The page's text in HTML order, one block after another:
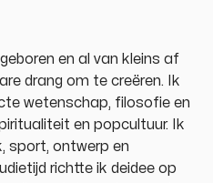
en al van kleins af
drang om te creëren. Ik
wetenschap, filosofie en
en popcultuur. Ik
sport, ontwerp en
richtte ik deidee op